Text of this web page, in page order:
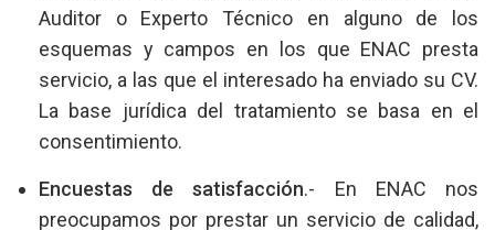
Auditor o Experto Técnico en alguno de los
esquemas y campos en los que ENAC presta
servicio, a las que el interesado ha enviado su CV.
La base jurídica del tratamiento se basa en el
consentimiento.
Encuestas de satisfacción.- En ENAC nos
preocupamos por prestar un servicio de calidad,